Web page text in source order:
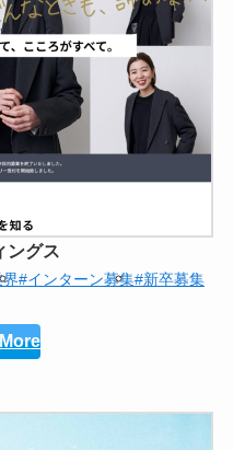
ングス
#インターン募集#新卒募集